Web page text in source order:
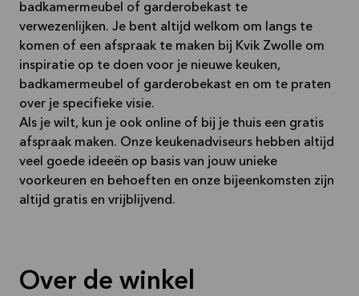
badkamermeubel of garderobekast te
verwezenlijken. Je bent altijd welkom om langs te
komen of een afspraak te maken bij Kvik Zwolle om
inspiratie op te doen voor je nieuwe keuken,
badkamermeubel of garderobekast en om te praten
over je specifieke visie.
Als je wilt, kun je ook online of bij je thuis een gratis
afspraak maken. Onze keukenadviseurs hebben altijd
veel goede ideeën op basis van jouw unieke
voorkeuren en behoeften en onze bijeenkomsten zijn
altijd gratis en vrijblijvend.
Over de winkel